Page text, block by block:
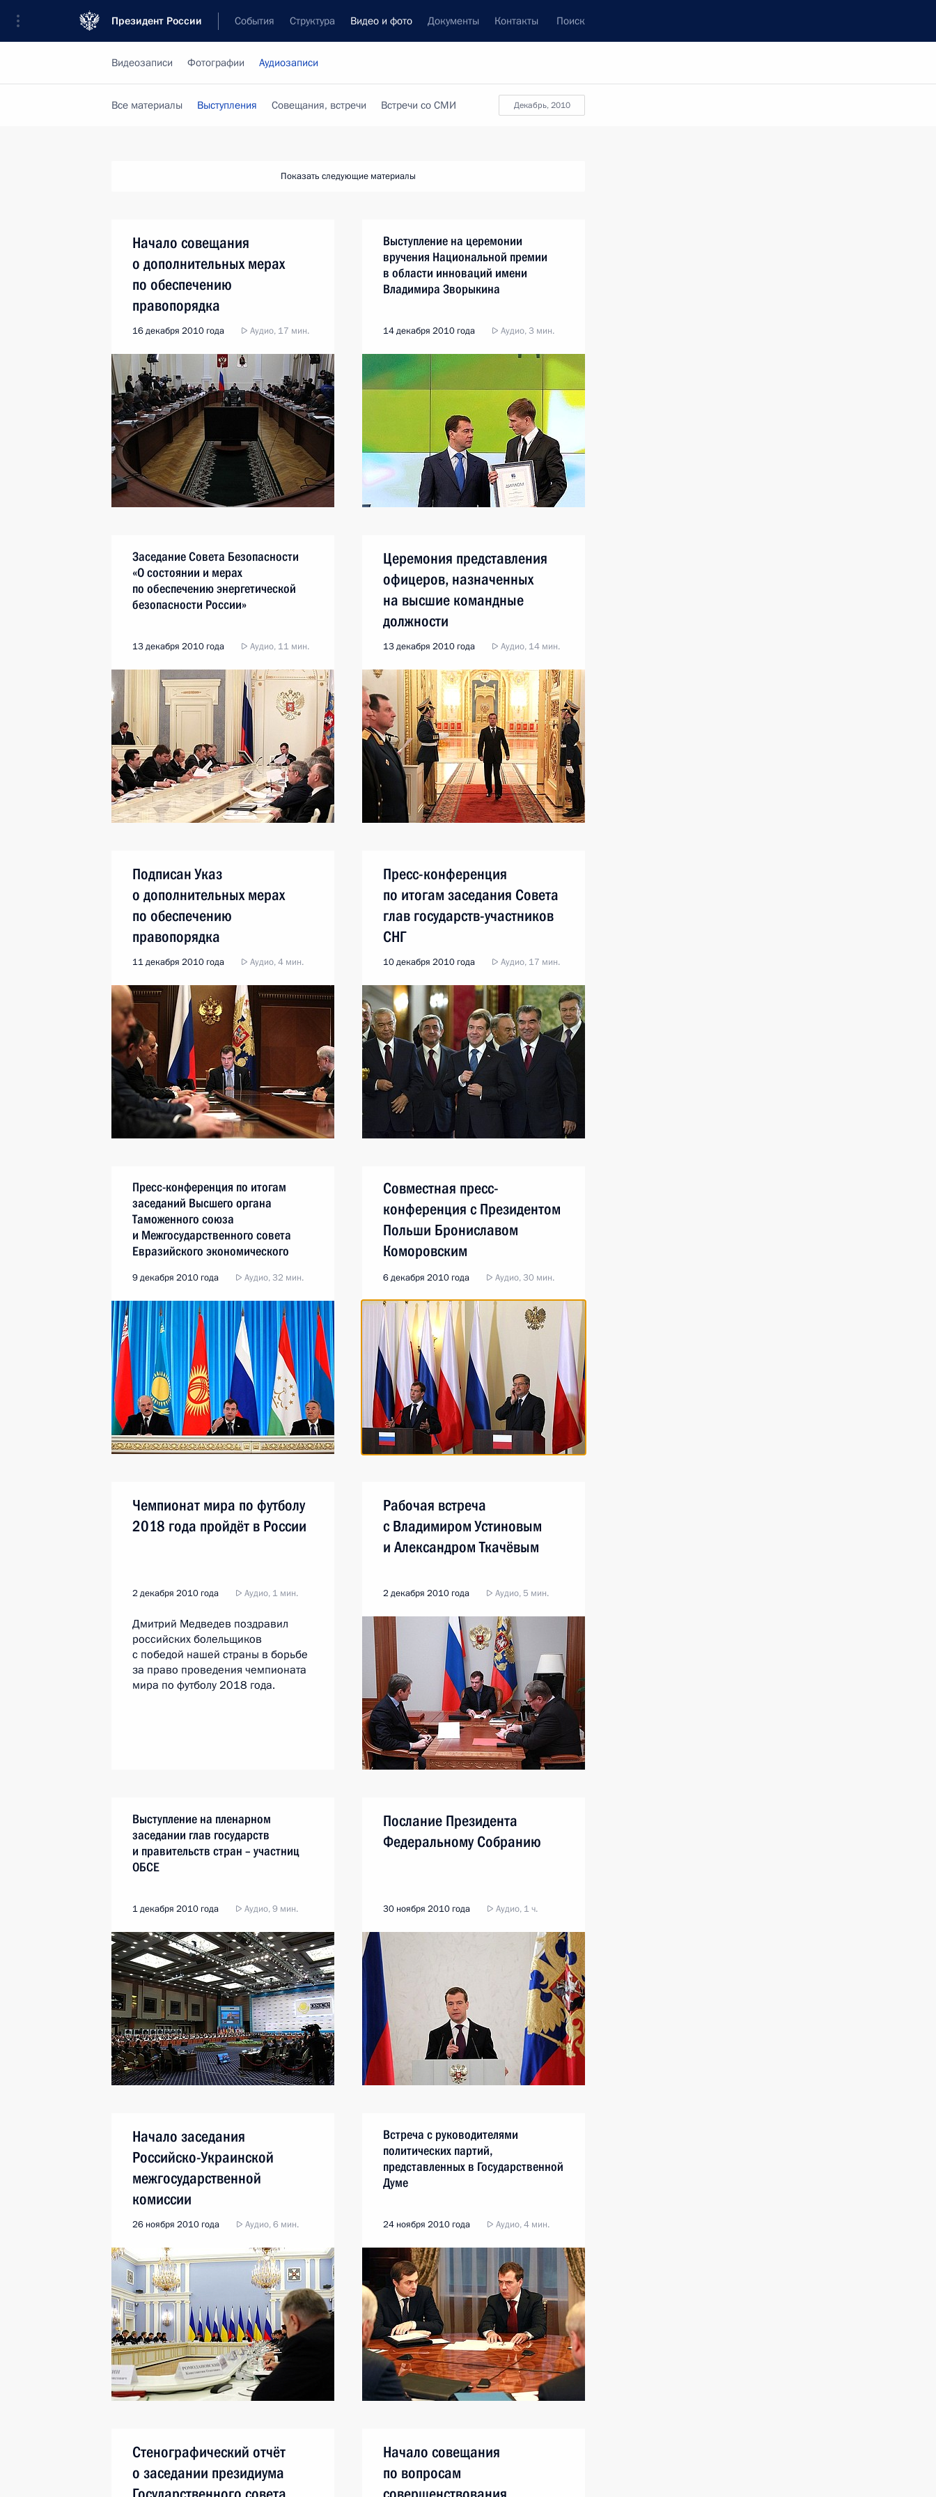
Президент России События Структура Видео и фото Документы Контакты Поиск
Видеозаписи Фотографии Аудиозаписи
декабрь, 2010
Все материалы Выступления Совещания, встречи Встречи со СМИ
Показать следующие материалы
Начало совещания
о дополнительных мерах
по обеспечению
правопорядка
16 декабря 2010 года Аудио, 17 мин.
Выступление на церемонии
вручения Национальной премии
в области инноваций имени
Владимира Зворыкина
14 декабря 2010 года Аудио, 3 мин.
Заседание Совета Безопасности
«О состоянии и мерах
по обеспечению энергетической
безопасности России»
13 декабря 2010 года Аудио, 11 мин.
Церемония представления
офицеров, назначенных
на высшие командные
должности
13 декабря 2010 года Аудио, 14 мин.
Подписан Указ
о дополнительных мерах
по обеспечению
правопорядка
11 декабря 2010 года Аудио, 4 мин.
Пресс-конференция
по итогам заседания Совета
глав государств-участников
СНГ
10 декабря 2010 года Аудио, 17 мин.
Пресс-конференция по итогам
заседаний Высшего органа
Таможенного союза
и Межгосударственного совета
Евразийского экономического
9 декабря 2010 года Аудио, 32 мин.
Совместная пресс-
конференция с Президентом
Польши Брониславом
Коморовским
6 декабря 2010 года Аудио, 30 мин.
Чемпионат мира по футболу
2018 года пройдёт в России
2 декабря 2010 года Аудио, 1 мин.
Дмитрий Медведев поздравил
российских болельщиков
с победой нашей страны в борьбе
за право проведения чемпионата
мира по футболу 2018 года.
Рабочая встреча
с Владимиром Устиновым
и Александром Ткачёвым
2 декабря 2010 года Аудио, 5 мин.
Выступление на пленарном
заседании глав государств
и правительств стран – участниц
ОБСЕ
1 декабря 2010 года Аудио, 9 мин.
Послание Президента
Федеральному Собранию
30 ноября 2010 года Аудио, 1 ч.
Начало заседания
Российско-Украинской
межгосударственной
комиссии
26 ноября 2010 года Аудио, 6 мин.
Встреча с руководителями
политических партий,
представленных в Государственной
Думе
24 ноября 2010 года Аудио, 4 мин.
Стенографический отчёт
о заседании президиума
Начало совещания
по вопросам